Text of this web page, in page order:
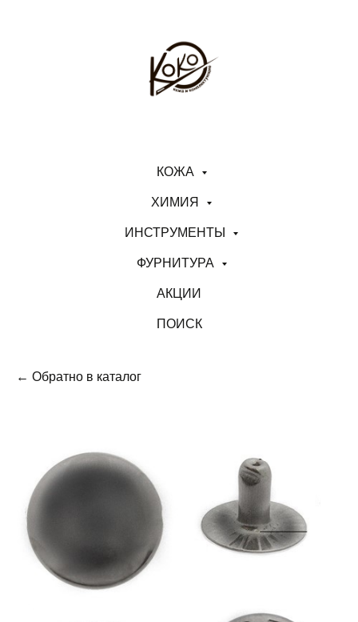
КОЖА
ХИМИЯ
ИНСТРУМЕНТЫ
ФУРНИТУРА
АКЦИИ
ПОИСК
← Обратно в каталог